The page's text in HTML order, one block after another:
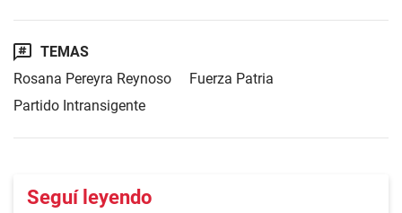
TEMAS
Rosana Pereyra Reynoso
Fuerza Patria
Partido Intransigente
Seguí leyendo